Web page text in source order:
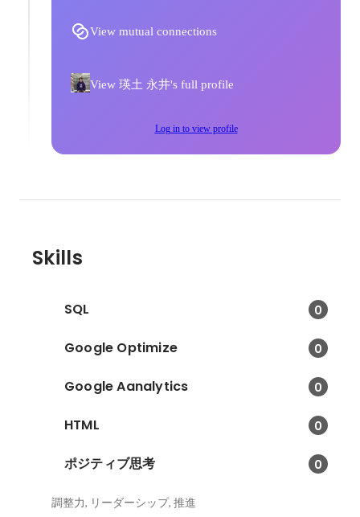
View mutual connections
View 瑛土 永井's full profile
Log in to view profile
Skills
SQL 0
Google Optimize 0
Google Aanalytics 0
HTML 0
ポジティブ思考 0
調整力, リーダーシップ, 推進